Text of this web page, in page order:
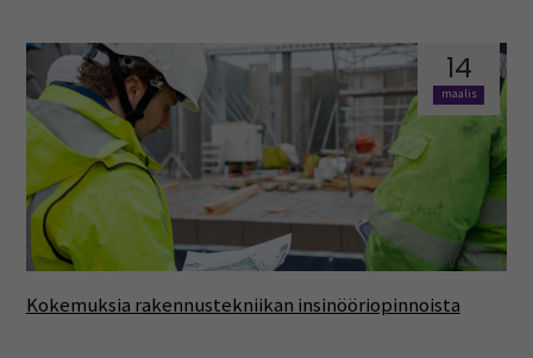
14
maalis
Kokemuksia rakennustekniikan insinööriopinnoista